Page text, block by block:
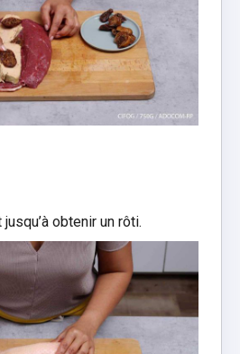
obtenir un rôti.